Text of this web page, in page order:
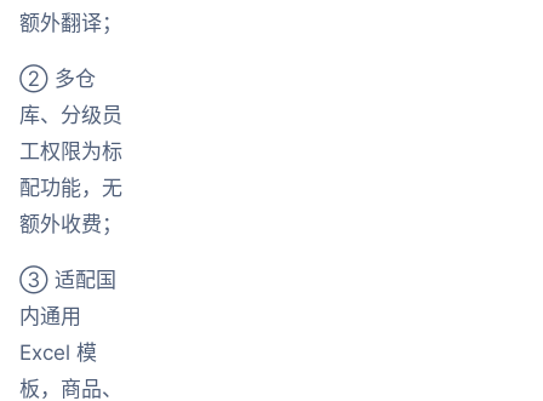
额外翻译；
② 多仓
库、分级员
工权限为标
配功能，无
额外收费；
③ 适配国
内通用
Excel 模
板，商品、